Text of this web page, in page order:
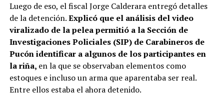
Luego de eso, el fiscal Jorge Calderara entregó detalles
de la detención.Explicó que el análisis del video
viralizado de la pelea permitió a la Sección de
Investigaciones Policiales (SIP) de Carabineros de
Pucón identificar a algunos de los participantes en
la riña, en la que se observaban elementos como
estoques e incluso un arma que aparentaba ser real.
Entre ellos estaba el ahora detenido.